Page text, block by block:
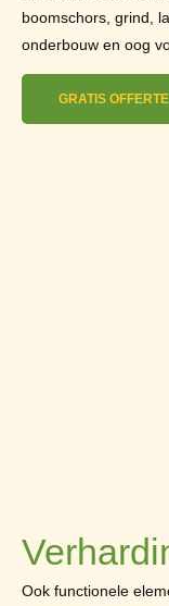
boomschors, grind,
onderbouw en oog
GRATIS OFFERTE
Ook functionele